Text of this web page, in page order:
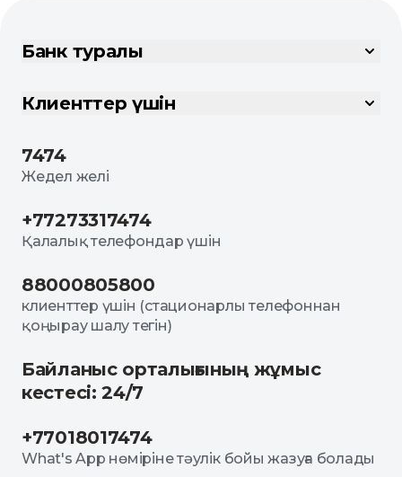
Банк туралы
Клиенттер үшін
7474
Жедел желі
+77273317474
Қалалық телефондар үшін
88000805800
клиенттер үшін (стационарлы телефоннан
қоңырау шалу тегін)
Байланыс орталығының жұмыс
кестесі: 24/7
+77018017474
What's App нөміріне тәулік бойы жазуға болады